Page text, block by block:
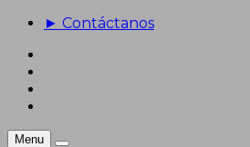
► Contáctanos
Menu